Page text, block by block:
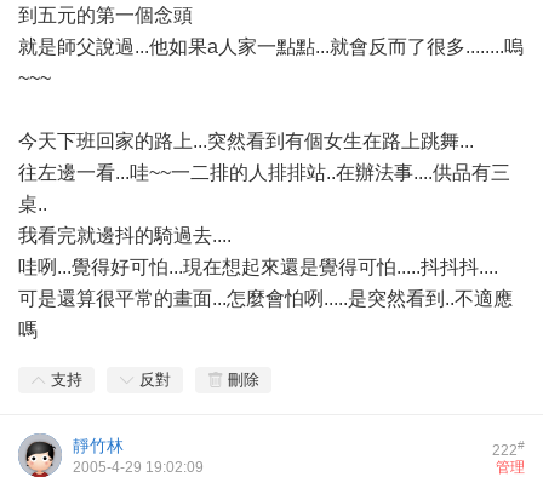
到五元的第一個念頭
就是師父說過...他如果a人家一點點...就會反而了很多........嗚
~~~
今天下班回家的路上...突然看到有個女生在路上跳舞...
往左邊一看...哇~~一二排的人排排站..在辦法事....供品有三
桌..
我看完就邊抖的騎過去....
哇咧...覺得好可怕...現在想起來還是覺得可怕.....抖抖抖....
可是還算很平常的畫面...怎麼會怕咧.....是突然看到..不適應
嗎
支持 反對 刪除
222#
靜竹林
管理
2005-4-29 19:02:09